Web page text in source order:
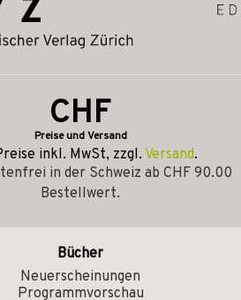
CHF
Preise und Versand
inkl. MwSt, zzgl. Versand.
in der Schweiz ab CHF 90.00
Bestellwert.
Bücher
Neuerscheinungen
Programmvorschau